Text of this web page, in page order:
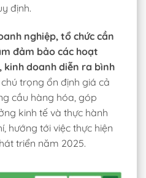
định.
nghiệp, tổ chức cần
đảm bảo các hoạt
kinh doanh diễn ra bình
trọng ổn định giá cả
cầu hàng hóa, góp
kinh tế và thực hành
hướng tới việc thực hiện
triển năm 2025.